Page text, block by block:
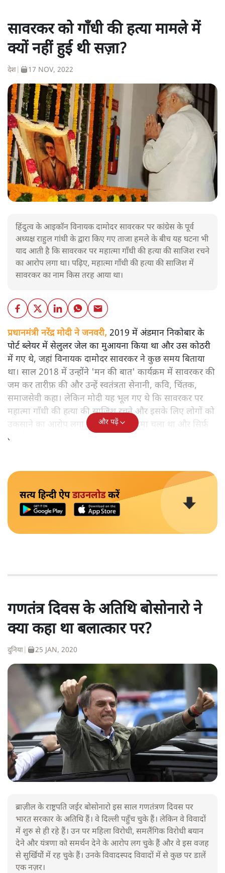
सावरकर को गाँधी की हत्या मामले में
क्यों नहीं हुई थी सज़ा?
देश 17 NOV, 2022
हिंदुत्व के आइकॉन विनायक दामोदर सावरकर पर कांग्रेस के पूर्व
अध्यक्ष राहुल गांधी के द्वारा किए गए ताजा हमले के बीच यह घटना भी
याद आती है कि सावरकर पर महात्मा गाँधी की हत्या की साजिश रचने
का आरोप लगा था। पढ़िए, महात्मा गाँधी की हत्या की साजिश में
सावरकर का नाम किस तरह आया था।
प्रधानमंत्री नरेंद्र मोदी ने जनवरी, 2019 में अंडमान निकोबार के
पोर्ट ब्लेयर में सेलुलर जेल का मुआयना किया था और उस कोठरी
में गए थे, जहां विनायक दामोदर सावरकर ने कुछ समय बिताया
था। साल 2018 में उन्होंने 'मन की बात' कार्यक्रम में सावरकर की
जम कर तारीफ़ की और उन्हें स्वतंत्रता सेनानी, कवि, चिंतक,
समाजसेवी कहा। लेकिन मोदी यह भूल गए थे कि सावरकर पर
महात्मा गाँधी की हत्या की साजिश रचने और इसके लिए लोगों को
उकसाने का आरोप लगा था, उन पर मुक़दमा चला था और सिर्फ़
तकनीकी कारणों से उन्हें सज़ा नहीं हुई थी।
और पढ़ें
सत्य हिन्दी ऐपडाउनलोडकरें
गणतंत्र दिवस के अतिथि बोसोनारो ने
क्या कहा था बलात्कार पर?
दुनिया 25 JAN, 2020
ब्राज़ील के राष्ट्रपति जईर बोसोनारो इस साल गणतंत्रण दिवस पर
भारत सरकार के अतिथि हैं। वे दिल्ली पहुँच चुके हैं। लेकिन वे विवादों
में शुरु से ही रहे हैं। उन पर महिला विरोधी, समलैंगिक विरोधी बयान
देने और यंत्रणा को समर्थन देने के आरोप लग चुके हैं और वे इस वजह
से सुर्खियोें में रह चुके हैं। उनके विवादस्पद विवादों में से कुछ पर डालें
एक नज़र।